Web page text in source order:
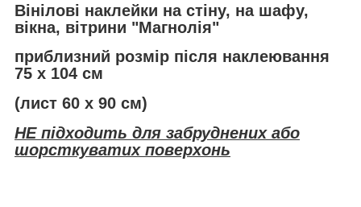
Вінілові наклейки на стіну, на шафу,
вікна, вітрини "Магнолія"
приблизний розмір після наклеювання
75 х 104 см
(лист 60 х 90 см)
НЕ підходить для забруднених або
шорсткуватих поверхонь